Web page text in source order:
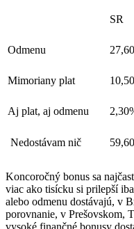
SR
Odmenu
Mimoriany plat
Aj plat, aj odmenu
Nedostávam nič
Koncoročný bonus sa
viac ako tisícku si prilepší
alebo odmenu dostávajú, v
porovnanie, v Prešovskom,
vysoké finančné bonusy